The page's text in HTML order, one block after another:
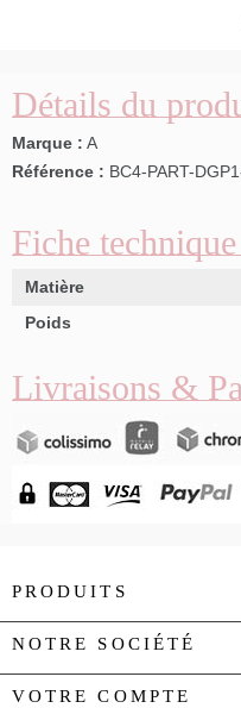
Détails du
Marque : A
Référence : BC4-PART-
Fiche technique
Matière
Poids
Livraisons &
PRODUITS
NOTRE SOCIÉTÉ
VOTRE COMPTE